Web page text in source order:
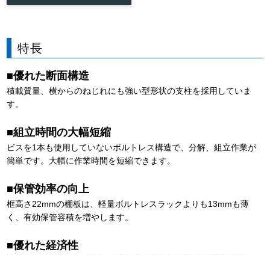
特長
■優れた断面構造
積載質量、横からのねじれにも強い型形状の支柱を採用していま
す。
■組立時間の大幅短縮
ビスを1本も使用していないボルトレス構造で、分解、組立作業が
簡単です。大幅に作業時間を短縮できます。
■保管効率の向上
框高さ22mmの棚板は、軽量ボルトレスラックよりも13mmも薄
く、有効保管容積を増やします。
■優れた経済性